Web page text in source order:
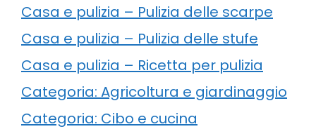
Casa e pulizia – Pulizia delle scarpe
Casa e pulizia – Pulizia delle stufe
Casa e pulizia – Ricetta per pulizia
Categoria: Agricoltura e giardinaggio
Categoria: Cibo e cucina